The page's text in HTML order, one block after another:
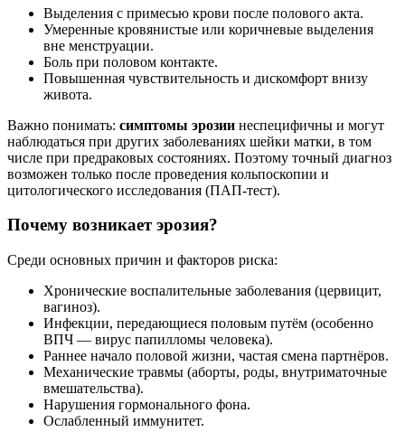
Выделения с примесью крови после полового акта.
Умеренные кровянистые или коричневые выделения
вне менструации.
Боль при половом контакте.
Повышенная чувствительность и дискомфорт внизу
живота.
Важно понимать: симптомы эрозии неспецифичны и могут
наблюдаться при других заболеваниях шейки матки, в том
числе при предраковых состояниях. Поэтому точный диагноз
возможен только после проведения кольпоскопии и
цитологического исследования (ПАП-тест).
Почему возникает эрозия?
Среди основных причин и факторов риска:
Хронические воспалительные заболевания (цервицит,
вагиноз).
Инфекции, передающиеся половым путём (особенно
ВПЧ — вирус папилломы человека).
Раннее начало половой жизни, частая смена партнёров.
Механические травмы (аборты, роды, внутриматочные
вмешательства).
Нарушения гормонального фона.
Ослабленный иммунитет.